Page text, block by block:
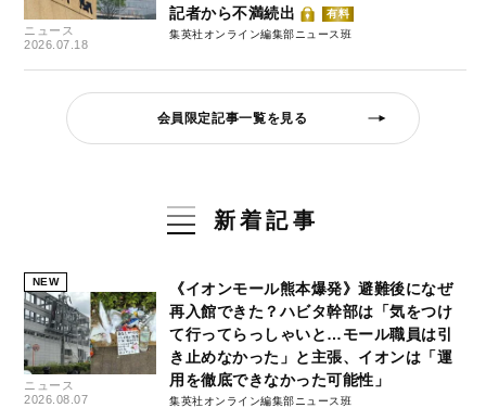
ニュース
2026.07.18
記者から不満続出
有料
集英社オンライン編集部ニュース班
会員限定記事一覧を見る
新着記事
NEW
ニュース
2026.08.07
《イオンモール熊本爆発》避難後になぜ
再入館できた？ハビタ幹部は「気をつけ
て行ってらっしゃいと…モール職員は引
き止めなかった」と主張、イオンは「運
用を徹底できなかった可能性」
集英社オンライン編集部ニュース班